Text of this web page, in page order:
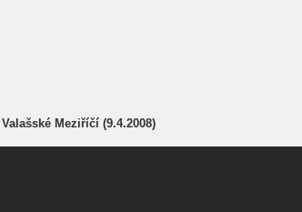
Meziříčí (9.4.2008)